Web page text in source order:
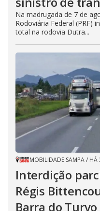
Na madrugada de 7 de
Rodoviária Federal (PRF)
total na rodovia Dutra...
MOBILIDADE SAMPA/ HÁ
Interdição
Régis
Barra do Turvo